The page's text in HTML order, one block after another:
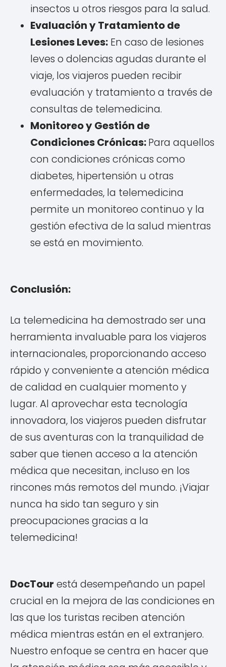
insectos u otros riesgos para la salud.
Evaluación y Tratamiento de
Lesiones Leves: En caso de lesiones
leves o dolencias agudas durante el
viaje, los viajeros pueden recibir
evaluación y tratamiento a través de
consultas de telemedicina.
Monitoreo y Gestión de
Condiciones Crónicas:Para aquellos
con condiciones crónicas como
diabetes, hipertensión u otras
enfermedades, la telemedicina
permite un monitoreo continuo y la
gestión efectiva de la salud mientras
se está en movimiento.
Conclusión:
La telemedicina ha demostrado ser una
herramienta invaluable para los viajeros
internacionales, proporcionando acceso
rápido y conveniente a atención médica
de calidad en cualquier momento y
lugar. Al aprovechar esta tecnología
innovadora, los viajeros pueden disfrutar
de sus aventuras con la tranquilidad de
saber que tienen acceso a la atención
médica que necesitan, incluso en los
rincones más remotos del mundo. ¡Viajar
nunca ha sido tan seguro y sin
preocupaciones gracias a la
telemedicina!
DocTour está desempeñando un papel
crucial en la mejora de las condiciones en
las que los turistas reciben atención
médica mientras están en el extranjero.
Nuestro enfoque se centra en hacer que